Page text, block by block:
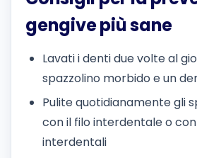
gengive più sane
Lavati i denti due volte al
spazzolino morbido e un
Pulite quotidianamente gli
con il filo interdentale o
interdentali